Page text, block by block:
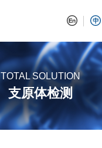
TOTAL SOLUTION
支原体检测